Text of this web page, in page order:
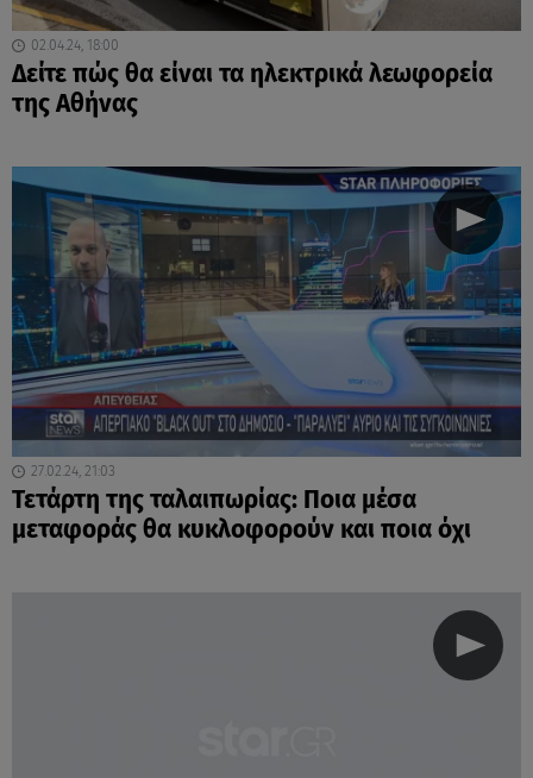
02.04.24, 18:00
Δείτε πώς θα είναι τα ηλεκτρικά λεωφορεία
της Αθήνας
27.02.24, 21:03
Τετάρτη της ταλαιπωρίας: Ποια μέσα
μεταφοράς θα κυκλοφορούν και ποια όχι